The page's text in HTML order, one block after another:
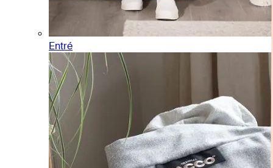
Entré